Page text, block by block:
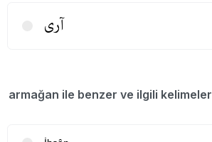
آری
armağan ile benzer ve ilgili kelimeler